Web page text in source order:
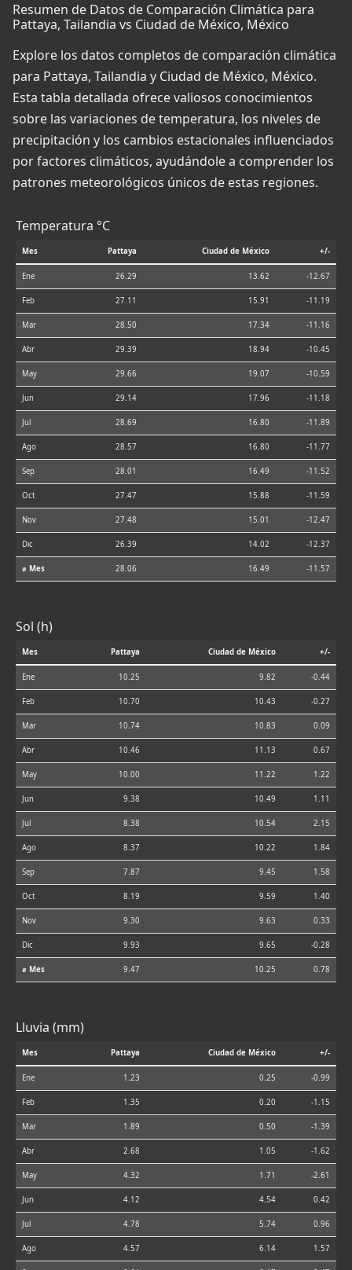
Resumen de Datos de Comparación Climática para
Pattaya, Tailandia vs Ciudad de México, México
Explore los datos completos de comparación climática
para Pattaya, Tailandia y Ciudad de México, México.
Esta tabla detallada ofrece valiosos conocimientos
sobre las variaciones de temperatura, los niveles de
precipitación y los cambios estacionales influenciados
por factores climáticos, ayudándole a comprender los
patrones meteorológicos únicos de estas regiones.
Temperatura °C
Mes Pattaya Ciudad de México +/-
Ene 26.29 13.62 -12.67
Feb 27.11 15.91 -11.19
Mar 28.50 17.34 -11.16
Abr 29.39 18.94 -10.45
May 29.66 19.07 -10.59
Jun 29.14 17.96 -11.18
Jul 28.69 16.80 -11.89
Ago 28.57 16.80 -11.77
Sep 28.01 16.49 -11.52
Oct 27.47 15.88 -11.59
Nov 27.48 15.01 -12.47
Dic 26.39 14.02 -12.37
⌀ Mes 28.06 16.49 -11.57
Sol (h)
Mes Pattaya Ciudad de México +/-
Ene 10.25 9.82 -0.44
Feb 10.70 10.43 -0.27
Mar 10.74 10.83 0.09
Abr 10.46 11.13 0.67
May 10.00 11.22 1.22
Jun 9.38 10.49 1.11
Jul 8.38 10.54 2.15
Ago 8.37 10.22 1.84
Sep 7.87 9.45 1.58
Oct 8.19 9.59 1.40
Nov 9.30 9.63 0.33
Dic 9.93 9.65 -0.28
⌀ Mes 9.47 10.25 0.78
Lluvia (mm)
Mes Pattaya Ciudad de México +/-
Ene 1.23 0.25 -0.99
Feb 1.35 0.20 -1.15
Mar 1.89 0.50 -1.39
Abr 2.68 1.05 -1.62
May 4.32 1.71 -2.61
Jun 4.12 4.54 0.42
Jul 4.78 5.74 0.96
Ago 4.57 6.14 1.57